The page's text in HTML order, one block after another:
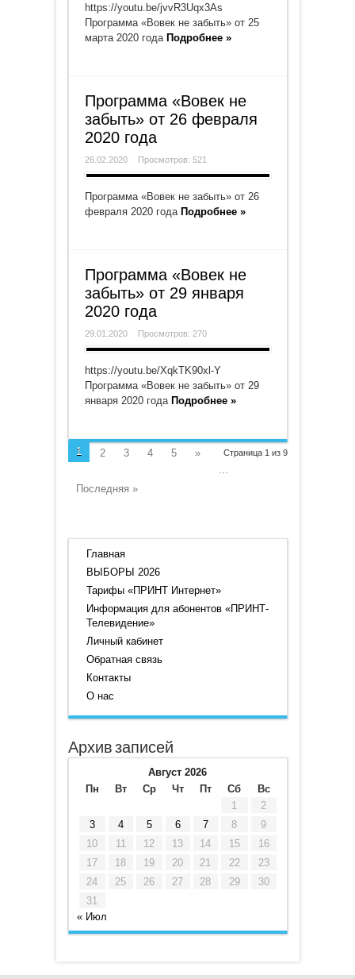
https://youtu.be/jvvR3Uqx3As
Программа «Вовек не забыть» от 25
марта 2020 года Подробнее »
Программа «Вовек не
забыть» от 26 февраля
2020 года
26.02.2020 Просмотров: 521
Программа «Вовек не забыть» от 26
февраля 2020 года Подробнее »
Программа «Вовек не
забыть» от 29 января
2020 года
29.01.2020 Просмотров: 270
https://youtu.be/XqkTK90xl-Y
Программа «Вовек не забыть» от 29
января 2020 года Подробнее »
Страница 1 из 9
1 2 3 4 5
»
...
Последняя »
Главная
ВЫБОРЫ 2026
Тарифы «ПРИНТ Интернет»
Информация для абонентов «ПРИНТ-
Телевидение»
Личный кабинет
Обратная связь
Контакты
О нас
Архив записей
Август 2026
Пн
Вт Ср Чт Пт Сб
Вс
1
2
3
4 5 6 7 8
9
10
11 12 13 14 15
16
17
18 19 20 21 22
23
24
25 26 27 28 29
30
31
« Июл